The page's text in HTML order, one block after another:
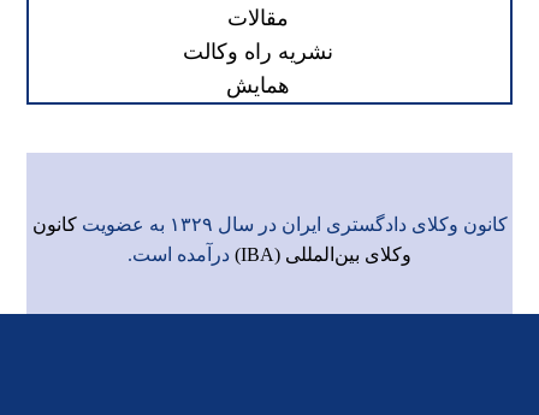
مقالات
نشریه راه وکالت
همایش
کانون وکلای دادگستری ایران در سال ۱۳۲۹ به عضویت
کانون
وکلای بین‌المللی (IBA)
درآمده است.